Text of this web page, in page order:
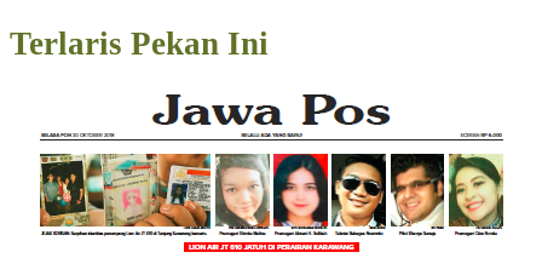
Terlaris Pekan Ini